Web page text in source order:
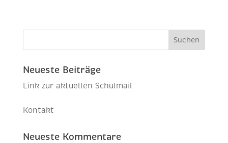
Neueste Beiträge
Link zur aktuellen Schulmail
Kontakt
Neueste Kommentare